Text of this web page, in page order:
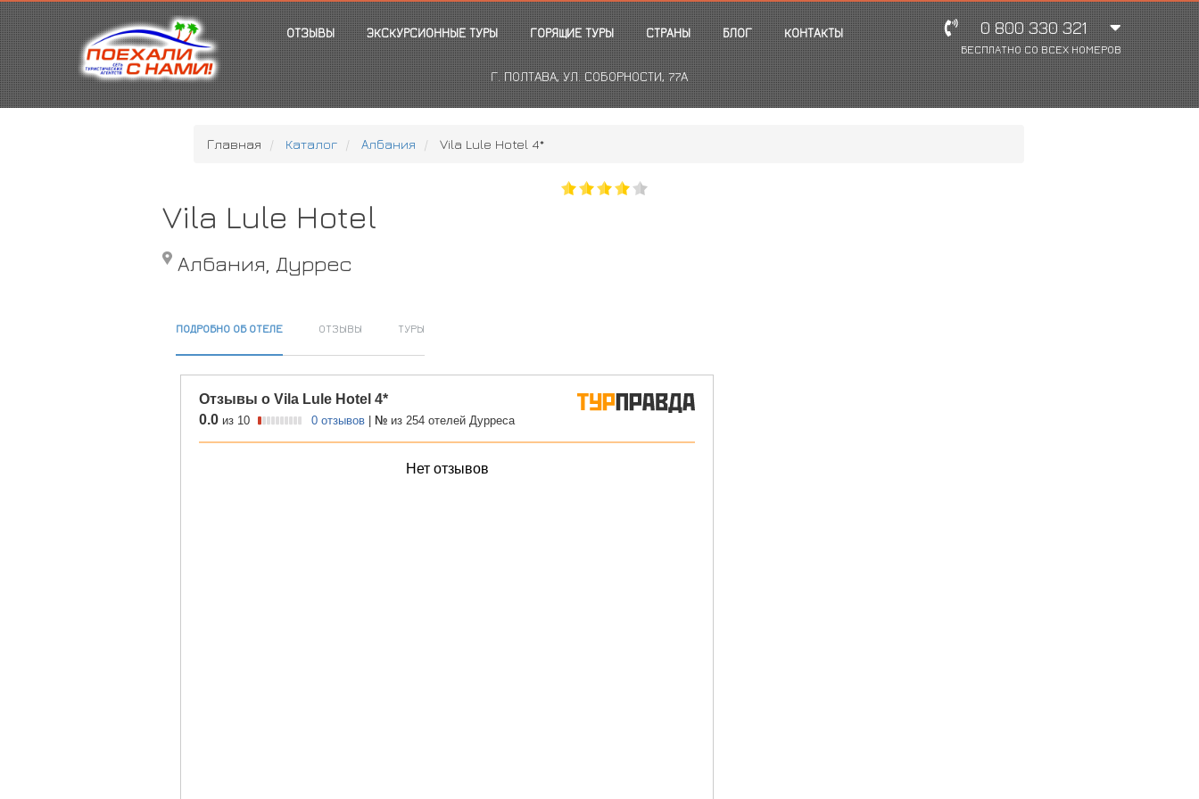
ОТЗЫВЫ ЭКСКУРСИОННЫЕ ТУРЫ ГОРЯЩИЕ ТУРЫ СТРАНЫ БЛОГ КОНТАКТЫ
Г. ПОЛТАВА, УЛ. СОБОРНОСТИ, 77А
0 800 330 321
БЕСПЛАТНО СО ВСЕХ НОМЕРОВ
Главная Каталог Албания Vila Lule Hotel 4*
Vila Lule Hotel
Албания, Дуррес
ПОДРОБНО ОБ ОТЕЛЕ ОТЗЫВЫ ТУРЫ